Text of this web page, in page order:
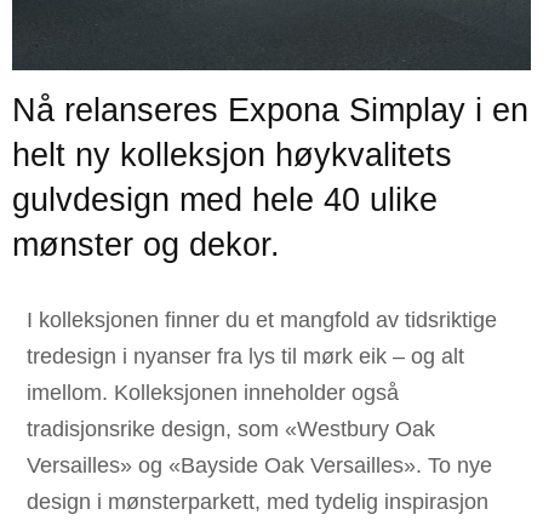
Nå relanseres Expona Simplay i en
helt ny kolleksjon høykvalitets
gulvdesign med hele 40 ulike
mønster og dekor.
I kolleksjonen finner du et mangfold av tidsriktige
tredesign i nyanser fra lys til mørk eik – og alt
imellom. Kolleksjonen inneholder også
tradisjonsrike design, som «Westbury Oak
Versailles» og «Bayside Oak Versailles». To nye
design i mønsterparkett, med tydelig inspirasjon